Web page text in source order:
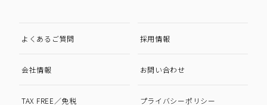
よくあるご質問 採用情報
会社情報 お問い合わせ
TAX FREE／免税 プライバシーポリシー